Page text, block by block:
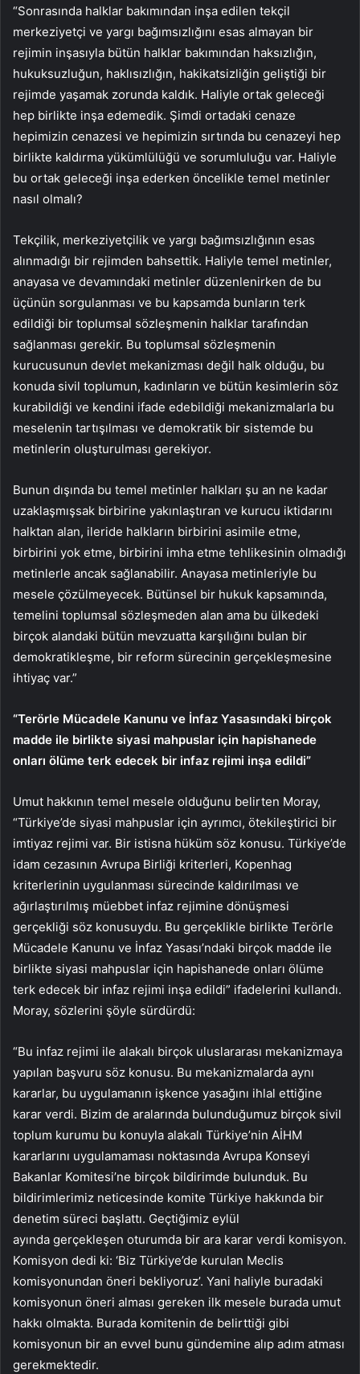
“Sonrasında halklar bakımından inşa edilen tekçil
merkeziyetçi ve yargı bağımsızlığını esas almayan bir
rejimin inşasıyla bütün halklar bakımından haksızlığın,
hukuksuzluğun, haklısızlığın, hakikatsizliğin geliştiği bir
rejimde yaşamak zorunda kaldık. Haliyle ortak geleceği
hep birlikte inşa edemedik. Şimdi ortadaki cenaze
hepimizin cenazesi ve hepimizin sırtında bu cenazeyi hep
birlikte kaldırma yükümlülüğü ve sorumluluğu var. Haliyle
bu ortak geleceği inşa ederken öncelikle temel metinler
nasıl olmalı?
Tekçilik, merkeziyetçilik ve yargı bağımsızlığının esas
alınmadığı bir rejimden bahsettik. Haliyle temel metinler,
anayasa ve devamındaki metinler düzenlenirken de bu
üçünün sorgulanması ve bu kapsamda bunların terk
edildiği bir toplumsal sözleşmenin halklar tarafından
sağlanması gerekir. Bu toplumsal sözleşmenin
kurucusunun devlet mekanizması değil halk olduğu, bu
konuda sivil toplumun, kadınların ve bütün kesimlerin söz
kurabildiği ve kendini ifade edebildiği mekanizmalarla bu
meselenin tartışılması ve demokratik bir sistemde bu
metinlerin oluşturulması gerekiyor.
Bunun dışında bu temel metinler halkları şu an ne kadar
uzaklaşmışsak birbirine yakınlaştıran ve kurucu iktidarını
halktan alan, ileride halkların birbirini asimile etme,
birbirini yok etme, birbirini imha etme tehlikesinin olmadığı
metinlerle ancak sağlanabilir. Anayasa metinleriyle bu
mesele çözülmeyecek. Bütünsel bir hukuk kapsamında,
temelini toplumsal sözleşmeden alan ama bu ülkedeki
birçok alandaki bütün mevzuatta karşılığını bulan bir
demokratikleşme, bir reform sürecinin gerçekleşmesine
ihtiyaç var.”
“Terörle Mücadele Kanunu ve İnfaz Yasasındaki birçok
madde ile birlikte siyasi mahpuslar için hapishanede
onları ölüme terk edecek bir infaz rejimi inşa edildi”
Umut hakkının temel mesele olduğunu belirten Moray,
“Türkiye’de siyasi mahpuslar için ayrımcı, ötekileştirici bir
imtiyaz rejimi var. Bir istisna hüküm söz konusu. Türkiye’de
idam cezasının Avrupa Birliği kriterleri, Kopenhag
kriterlerinin uygulanması sürecinde kaldırılması ve
ağırlaştırılmış müebbet infaz rejimine dönüşmesi
gerçekliği söz konusuydu. Bu gerçeklikle birlikte Terörle
Mücadele Kanunu ve İnfaz Yasası’ndaki birçok madde ile
birlikte siyasi mahpuslar için hapishanede onları ölüme
terk edecek bir infaz rejimi inşa edildi” ifadelerini kullandı.
Moray, sözlerini şöyle sürdürdü:
“Bu infaz rejimi ile alakalı birçok uluslararası mekanizmaya
yapılan başvuru söz konusu. Bu mekanizmalarda aynı
kararlar, bu uygulamanın işkence yasağını ihlal ettiğine
karar verdi. Bizim de aralarında bulunduğumuz birçok sivil
toplum kurumu bu konuyla alakalı Türkiye’nin AİHM
kararlarını uygulamaması noktasında Avrupa Konseyi
Bakanlar Komitesi’ne birçok bildirimde bulunduk. Bu
bildirimlerimiz neticesinde komite Türkiye hakkında bir
denetim süreci başlattı. Geçtiğimiz eylül
ayında gerçekleşen oturumda bir ara karar verdi komisyon.
Komisyon dedi ki: ‘Biz Türkiye’de kurulan Meclis
komisyonundan öneri bekliyoruz’. Yani haliyle buradaki
komisyonun öneri alması gereken ilk mesele burada umut
hakkı olmakta. Burada komitenin de belirttiği gibi
komisyonun bir an evvel bunu gündemine alıp adım atması
gerekmektedir.